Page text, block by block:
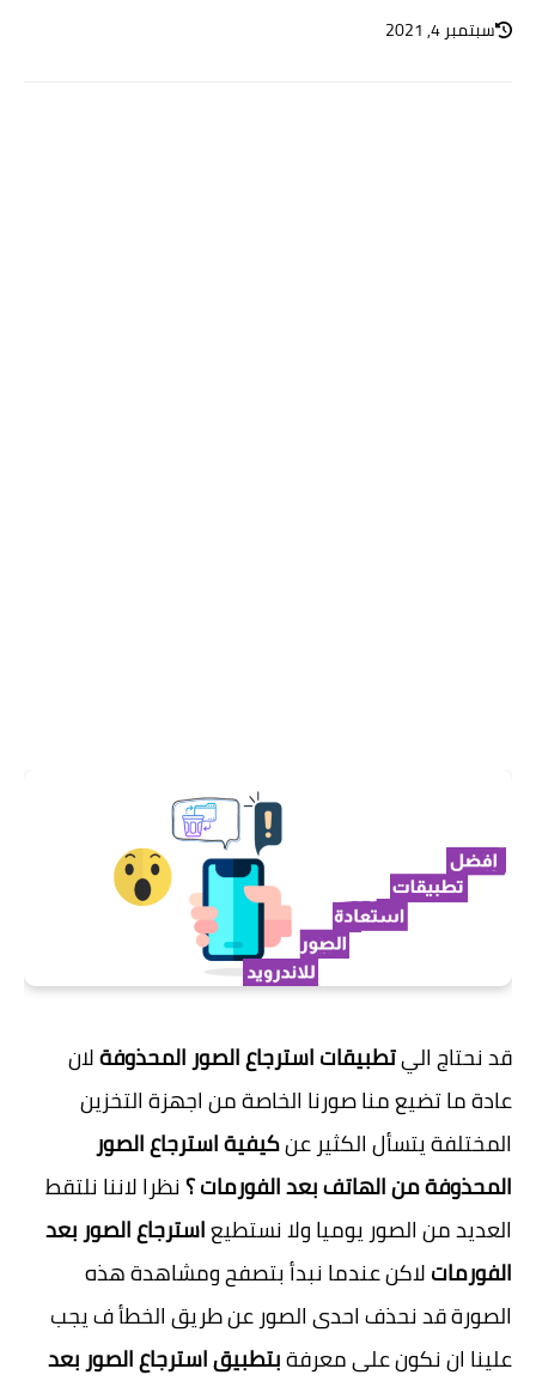
سبتمبر 4, 2021
قد نحتاج اليتطبيقات استرجاع الصور المحذوفةلان
عادة ما تضيع منا صورنا الخاصة من اجهزة التخزين
المختلفة يتسأل الكثير عنكيفية استرجاع الصور
المحذوفة من الهاتف بعد الفورمات ؟نظرا لاننا نلتقط
العديد من الصور يوميا ولا نستطيعاسترجاع الصور بعد
الفورماتلاكن عندما نبدأ بتصفح ومشاهدة هذه
الصورة قد نحذف احدى الصور عن طريق الخطأ ف يجب
علينا ان نكون على معرفةبتطبيق استرجاع الصور بعد